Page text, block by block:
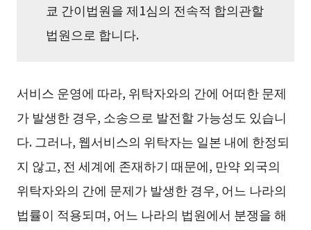
쿄 간이법원을 제1심의 전속적 합의관할
법원으로 합니다.
서비스 운영에 따라, 위탁자와의 간에 어떠한 문제
가 발생한 경우, 소송으로 발전할 가능성도 있습니
다. 그러나, 웹서비스의 위탁자는 일본 내에 한정되
지 않고, 전 세계에 존재하기 때문에, 만약 외국의
위탁자와의 간에 문제가 발생한 경우, 어느 나라의
법률이 적용되며, 어느 나라의 법원에서 분쟁을 해